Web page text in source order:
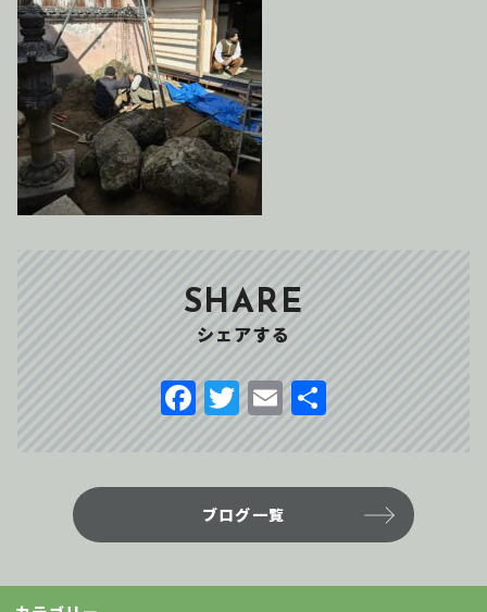
SHARE
シェアする
F
e
b
o
T
te
r
E
l
ブログ一覧